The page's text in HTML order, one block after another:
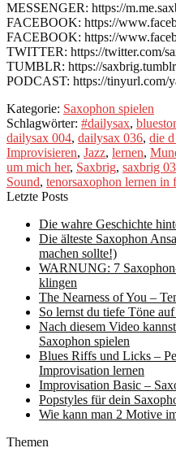
MESSENGER: https://
FACEBOOK: https://
FACEBOOK: https://
TWITTER: https://twitter.com/
TUMBLR: https://
PODCAST: https://tinyurl.com/
Kategorie: Saxophon spielen
Schlagwörter: #dailysax,
dailysax 004, dailysax 036, die
Improvisieren, Jazz, lernen,
um mich her, Saxbrig, saxbrig
Sound, tenorsaxophon lernen in
Letzte Posts
Die wahre Geschichte
Die älteste Saxophon
machen sollte!)
WARNUNG: 7
klingen
The Nearness of You –
So lernst du tiefe Töne
Nach diesem Video
Saxophon spielen
Blues Riffs und Licks –
Improvisation lernen
Improvisation Basic –
Popstyles für dein
Wie kann man 2 Motive
Themen